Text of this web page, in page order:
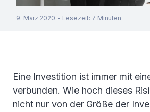
9. März 2020 - Lesezeit: 7 Minuten
Eine Investition ist immer mit
verbunden. Wie hoch dieses
nicht nur von der Größe der